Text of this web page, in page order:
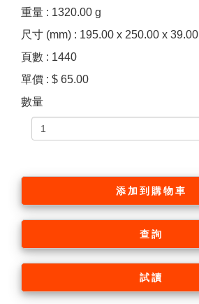
重量 : 1320.00 g
尺寸 (mm) : 195.00 x 250.00 x 39.00
頁數 : 1440
單價 : $ 65.00
數量
添加到購物車
查詢
試讀